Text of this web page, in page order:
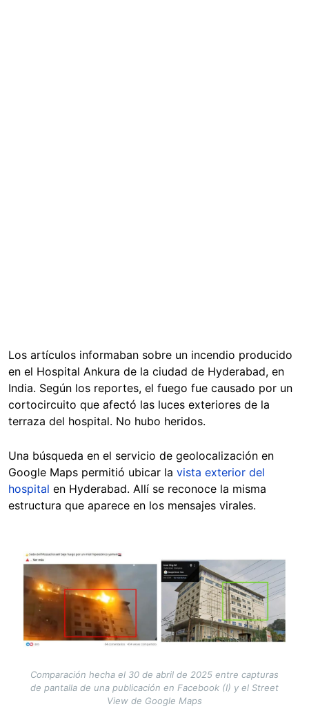
Los artículos informaban sobre un incendio producido
en el Hospital Ankura de la ciudad de Hyderabad, en
India. Según los reportes, el fuego fue causado por un
cortocircuito que afectó las luces exteriores de la
terraza del hospital. No hubo heridos.
Una búsqueda en el servicio de geolocalización en
Google Maps permitió ubicar la vista exterior del
hospital en Hyderabad. Allí se reconoce la misma
estructura que aparece en los mensajes virales.
Image
Comparación hecha el 30 de abril de 2025 entre capturas
de pantalla de una publicación en Facebook (I) y el Street
View de Google Maps